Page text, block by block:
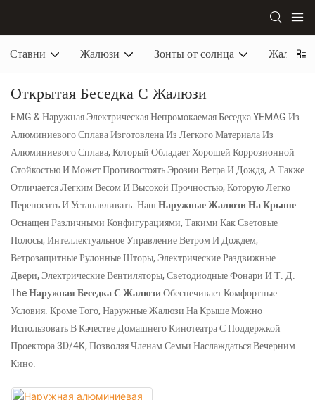
Ставни Жалюзи Зонты от солнца Жалюзи
Открытая Беседка С Жалюзи
EMG & Наружная Электрическая Непромокаемая Беседка YEMAG Из
Алюминиевого Сплава Изготовлена ​​из Легкого Материала Из
Алюминиевого Сплава, Который Обладает Хорошей Коррозионной
Стойкостью И Может Противостоять Эрозии Ветра И Дождя, А Также
Отличается Легким Весом И Высокой Прочностью, Которую Легко
Переносить И Устанавливать. НашНаружные Жалюзи На Крыше
Оснащен Различными Конфигурациями, Такими Как Световые
Полосы, Интеллектуальное Управление Ветром И Дождем,
Ветрозащитные Рулонные Шторы, Электрические Раздвижные
Двери, Электрические Вентиляторы, Светодиодные Фонари И Т. Д.
TheНаружная Беседка С ЖалюзиОбеспечивает Комфортные
Условия. Кроме Того, Наружные Жалюзи На Крыше Можно
Использовать В Качестве Домашнего Кинотеатра С Поддержкой
Проектора 3D/4K, Позволяя Членам Семьи Наслаждаться Вечерним
Кино.